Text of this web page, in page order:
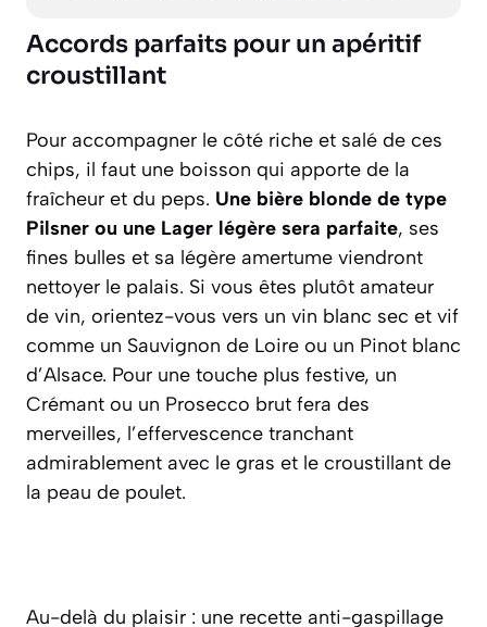
Accords parfaits pour un apéritif
croustillant
Pour accompagner le côté riche et salé de ces
chips, il faut une boisson qui apporte de la
fraîcheur et du peps. Une bière blonde de type
Pilsner ou une Lager légère sera parfaite, ses
fines bulles et sa légère amertume viendront
nettoyer le palais. Si vous êtes plutôt amateur
de vin, orientez-vous vers un vin blanc sec et vif
comme un Sauvignon de Loire ou un Pinot blanc
d’Alsace. Pour une touche plus festive, un
Crémant ou un Prosecco brut fera des
merveilles, l’effervescence tranchant
admirablement avec le gras et le croustillant de
la peau de poulet.
Au-delà du plaisir : une recette anti-gaspillage